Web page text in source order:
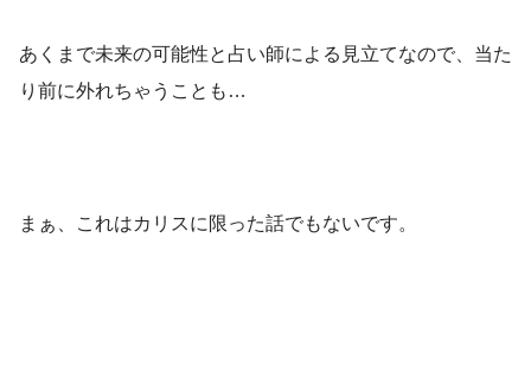
あくまで未来の可能性と占い師による見立てなので、当た
り前に外れちゃうことも…
まぁ、これはカリスに限った話でもないです。